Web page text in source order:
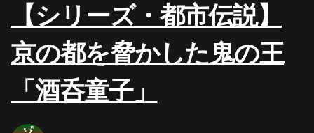
【シリーズ・都市伝説】
京の都を脅かした鬼の王
「酒呑童子」